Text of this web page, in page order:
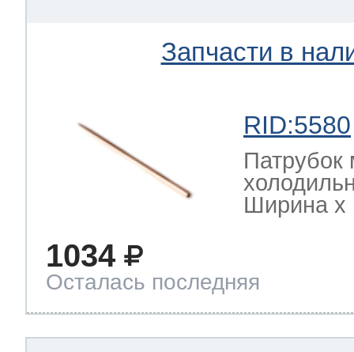
Запчасти в
RID:5580
Патрубок
Ширина х
1034
Осталась последняя